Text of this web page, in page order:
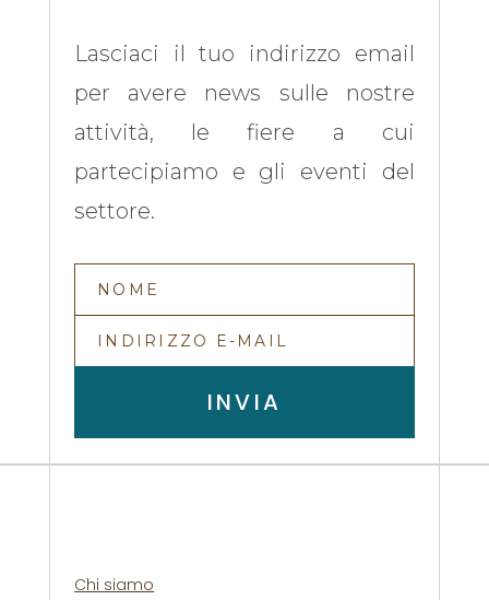
Lasciaci il tuo indirizzo email
per avere news sulle nostre
attività, le fiere a cui
partecipiamo e gli eventi del
settore.
INVIA
Chi siamo